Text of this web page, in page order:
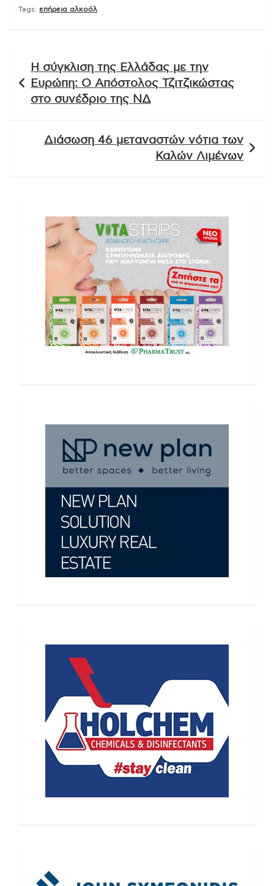
Tags: επήρεια αλκοόλ
άρθρων
Η σύγκλιση της Ελλάδας με την
Ευρώπη: Ο Απόστολος Τζιτζικώστας
στο συνέδριο της ΝΔ
Διάσωση 46 μεταναστών νότια των
Καλών Λιμένων